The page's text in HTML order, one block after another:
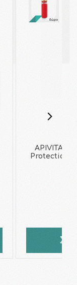
APIVITA -
Protection